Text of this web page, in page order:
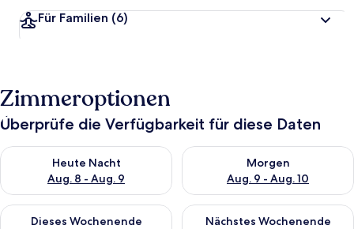
Für Familien (6)
Zimmeroptionen
Überprüfe die Verfügbarkeit für diese Daten
Heute Nacht
Aug. 8 - Aug. 9
Überprüfe die Verfügbarkeit für heute Nacht, Aug. 8 - Aug. 9.
Morgen
Aug. 9 - Aug. 10
Überprüfe die Verfügbarkeit
Dieses Wochenende
Überprüfe die Verfügbarkeit für dieses Wochenende, Aug. 14
Nächstes Wochenende
Überprüfe die Verfügbarkeit